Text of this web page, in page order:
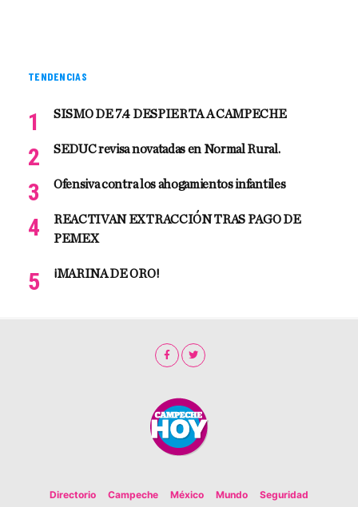
TENDENCIAS
SISMO DE 7.4 DESPIERTA A CAMPECHE
SEDUC revisa novatadas en Normal Rural.
Ofensiva contra los ahogamientos infantiles
REACTIVAN EXTRACCIÓN TRAS PAGO DE
PEMEX
¡MARINA DE ORO!
Directorio Campeche México Mundo Seguridad